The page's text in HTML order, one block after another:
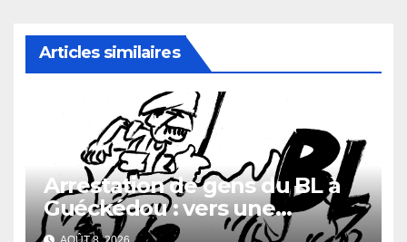
Articles similaires
Arrestation de gens du BL à
Guéckédou : vers une
démission des conseillés du